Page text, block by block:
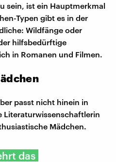
sein, ist ein Hauptmerkmal
Typen gibt es in der
Wildfänge oder
hilfsbedürftige
in Romanen und Filmen.
passt nicht hinein in
Literaturwissenschaftlerin
Mädchen.
das